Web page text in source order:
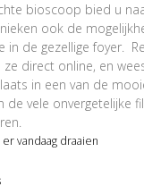
bioscoop bied u
ook de
in de gezellige foyer.
direct online, en
in een van de
de vele onvergetelijke
vandaag draaien